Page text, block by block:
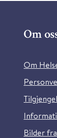
Om
Om
Bilder